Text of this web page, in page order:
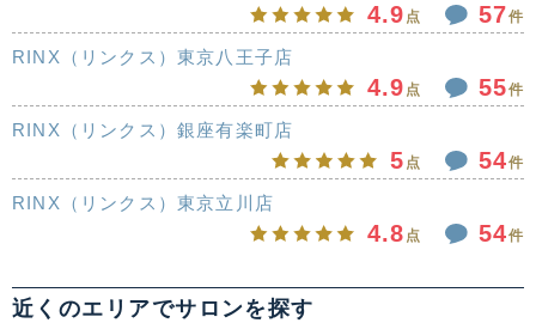
4.9 点 57件
RINX（リンクス）東京八王子店
4.9 点 55件
RINX（リンクス）銀座有楽町店
5 点 54件
RINX（リンクス）東京立川店
4.8 点 54件
近くのエリアでサロンを探す